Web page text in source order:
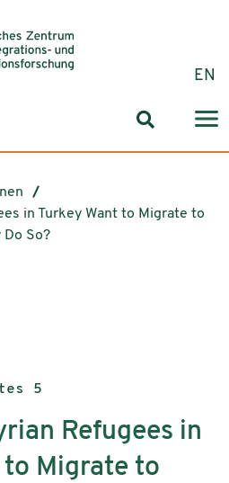
EN
in Turkey Want to Migrate to
Do So?
5
Refugees in
Migrate to